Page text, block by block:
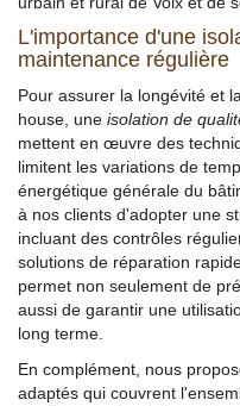
L'importance d'une
maintenance régulière
Pour assurer la longévité et
house, une isolation de
mettent en œuvre des
limitent les variations de
énergétique générale du
à nos clients d'adopter une
incluant des contrôles
solutions de réparation
permet non seulement de
aussi de garantir une
long terme.
En complément, nous
adaptés qui couvrent